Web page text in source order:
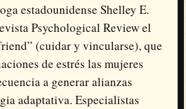
estadounidense Shelley E.
Psychological Reviewel
(cuidar y vincularse), que
de estrés las mujeres
a generar alianzas
adaptativa. Especialistas